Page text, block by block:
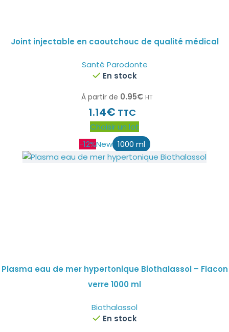
Joint injectable en caoutchouc de qualité médical
Santé Parodonte
En stock
À partir de 0.95€ HT
1.14€ TTC
Choisir un lot
-12%New 1000 ml
Plasma eau de mer hypertonique Biothalassol – Flacon
verre 1000 ml
Biothalassol
En stock